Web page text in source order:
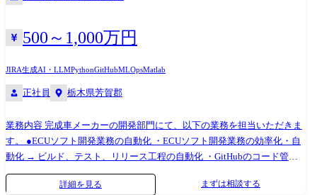
要件の実現を手がけます。 ・LinuxおよびWindowsをサーバーとし、
AndroidおよびiOSのモバイル端末から通信を行うシステムの構築を担当
Python、Java、C言語、Kotlin、Swiftの開発経験 環境:ソフトウェア開発
組織になります。組織の規模は社員25名、派遣社員が14名。本募集はそ
の中のネットワークシステム開発チームであり、社員8名、協力会社6名
のチームです。 【変更の範囲】会社の定める業務※ ※業務の都合によっ
ては会社外の職務に従事させるため出向又は転任を命じることがある。
500～1,000万円
JIRA生成AI・LLMPythonGitHubMLOpsMatlab
正社員 栃木県芳賀郡
業務内容 完成車メーカーの開発部門にて、以下の業務を担当いただきま
す。 ●ECUソフト開発業務の自動化 ・ECUソフト開発業務の効率化・自
動化 → ビルド、テスト、リリース工程の自動化 ・GitHubのコード管理
の即時実行とClaude連携による解析効率化 → 差分解析、影響範囲推定、
レビュー支援 ・GitHub IssueのAI活用まとめとJIRA起票の自動化 → 課題
詳細を見る まずは相談する